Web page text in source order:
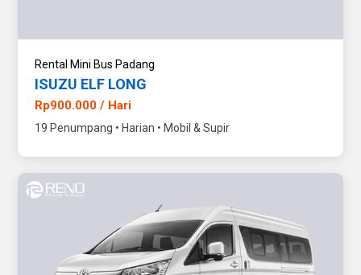
Rental Mini Bus Padang
ISUZU ELF LONG
Rp900.000 / Hari
19 Penumpang • Harian • Mobil & Supir